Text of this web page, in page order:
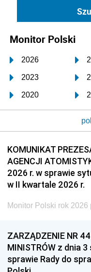
Monitor Polski
2026
2023
2020
2017
2014
2011
2008
2005
1996
1993
1990
KOMUNIKAT
AGENCJI
2026 r. w sprawie
w II kwartale 2026 r.
Monitor Polski rok 2026
ZARZĄDZENIE NR
MINISTRÓW z dnia
sprawie Rady do